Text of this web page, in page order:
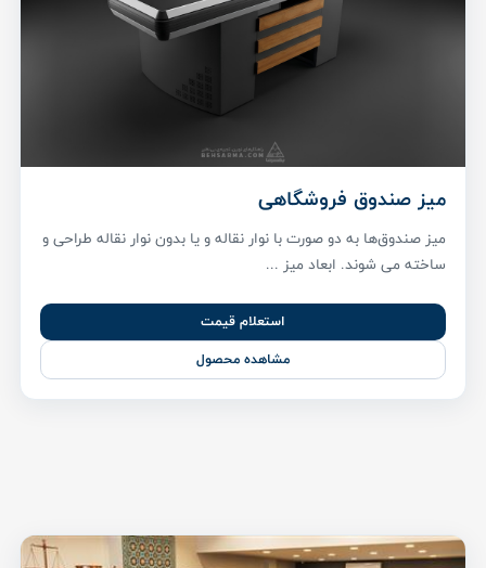
میز صندوق فروشگاهی
میز صندوق‌ها به دو صورت با نوار نقاله و یا بدون نوار نقاله طراحی و
ساخته می شوند. ابعاد میز ...
استعلام قیمت
مشاهده محصول